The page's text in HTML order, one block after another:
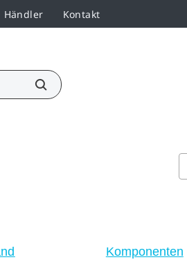
Händler Kontakt
Komponenten